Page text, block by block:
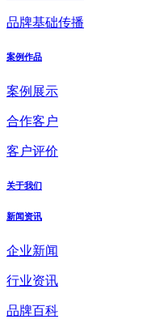
品牌基础传播
案例作品
案例展示
合作客户
客户评价
关于我们
新闻资讯
企业新闻
行业资讯
品牌百科